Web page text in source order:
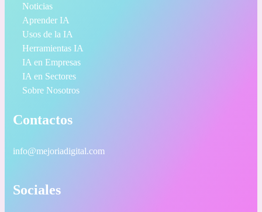
Noticias
Aprender IA
Usos de la IA
Herramientas IA
IA en Empresas
IA en Sectores
Sobre Nosotros
Contactos
info@mejoriadigital.com
Sociales